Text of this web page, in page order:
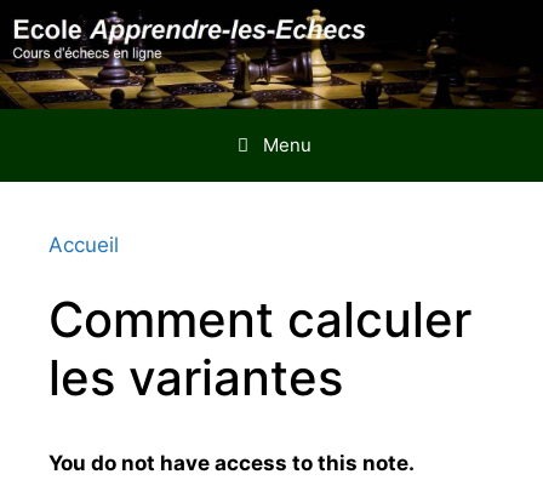
Aller
au
contenu
Menu
Accueil
Comment calculer
les variantes
You do not have access to this note.